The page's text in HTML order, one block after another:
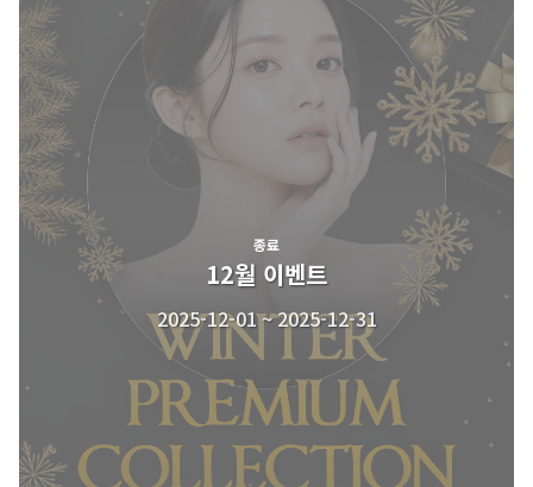
종료
12월 이벤트
2025-12-01 ~ 2025-12-31